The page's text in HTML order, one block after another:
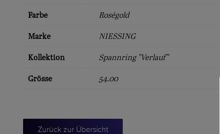
Farbe Roségold
Marke NIESSING
Kollektion Spannring "Verlauf"
Grösse 54.00
Zurück zur Übersicht